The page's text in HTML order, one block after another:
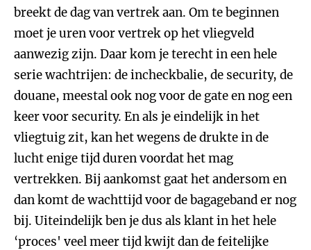
breekt de dag van vertrek aan. Om te beginnen
moet je uren voor vertrek op het vliegveld
aanwezig zijn. Daar kom je terecht in een hele
serie wachtrijen: de incheckbalie, de security, de
douane, meestal ook nog voor de gate en nog een
keer voor security. En als je eindelijk in het
vliegtuig zit, kan het wegens de drukte in de
lucht enige tijd duren voordat het mag
vertrekken. Bij aankomst gaat het andersom en
dan komt de wachttijd voor de bagageband er nog
bij. Uiteindelijk ben je dus als klant in het hele
‘proces' veel meer tijd kwijt dan de feitelijke